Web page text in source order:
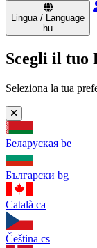
Lingua / Language
hu
Scegli il tuo
Seleziona la tua
Беларуская be
Български bg
Català ca
Čeština cs